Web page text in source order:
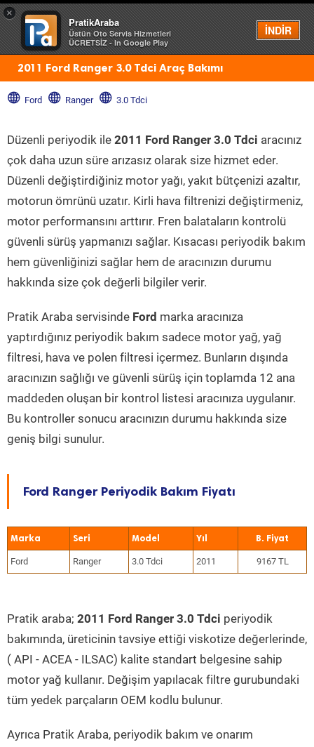
×
PratikAraba
Üstün Oto Servis Hizmetleri
ÜCRETSİZ - In Google Play
İNDİR
Menü
2011 Ford Ranger 3.0 Tdci Araç Bakımı
Ford Ranger 3.0 Tdci
Düzenli periyodik ile 2011 Ford Ranger 3.0 Tdci aracınız
çok daha uzun süre arızasız olarak size hizmet eder.
Düzenli değiştirdiğiniz motor yağı, yakıt bütçenizi azaltır,
motorun ömrünü uzatır. Kirli hava filtrenizi değiştirmeniz,
motor performansını arttırır. Fren balataların kontrolü
güvenli sürüş yapmanızı sağlar. Kısacası periyodik bakım
hem güvenliğinizi sağlar hem de aracınızın durumu
hakkında size çok değerli bilgiler verir.
Pratik Araba servisinde Ford marka aracınıza
yaptırdığınız periyodik bakım sadece motor yağ, yağ
filtresi, hava ve polen filtresi içermez. Bunların dışında
aracınızın sağlığı ve güvenli sürüş için toplamda 12 ana
maddeden oluşan bir kontrol listesi aracınıza uygulanır.
Bu kontroller sonucu aracınızın durumu hakkında size
geniş bilgi sunulur.
Ford Ranger Periyodik Bakım Fiyatı
Marka Seri Model Yıl
Ford Ranger 3.0 Tdci 2011 9167 TL
Pratik araba; 2011 Ford Ranger 3.0 Tdci periyodik
bakımında, üreticinin tavsiye ettiği viskotize değerlerinde,
( API - ACEA - ILSAC) kalite standart belgesine sahip
motor yağ kullanır. Değişim yapılacak filtre gurubundaki
tüm yedek parçaların OEM kodlu bulunur.
Ayrıca Pratik Araba, periyodik bakım ve onarım